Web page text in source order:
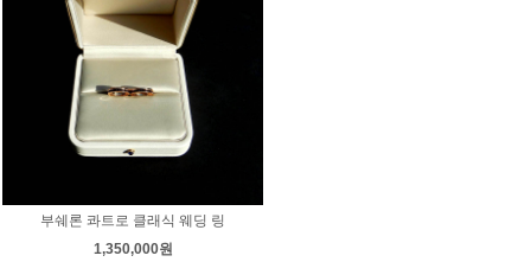
부쉐론 콰트로 클래식 웨딩 링
1,350,000원